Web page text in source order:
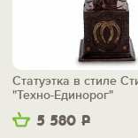
5 580 Р
Статуэтка в стиле
"Техно-Единорог"